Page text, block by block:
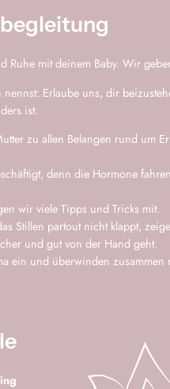
Ruhe mit deinem Baby. Wir
Erlaube uns, dir
ist.
zu allen Belangen rund um
denn die Hormone
wir viele Tipps und Tricks mit.
Stillen partout nicht klappt,
und gut von der Hand geht.
ein und überwinden zusammen